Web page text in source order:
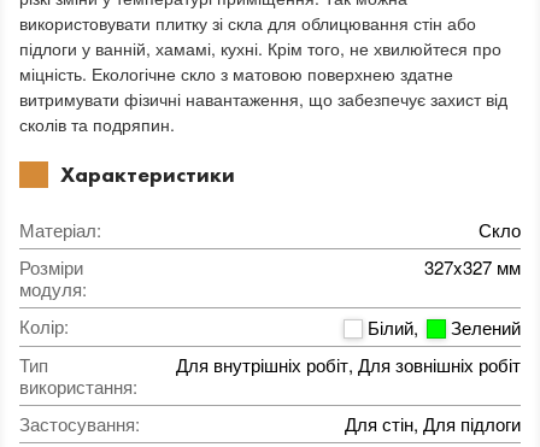
використовувати плитку зі скла для облицювання стін або
підлоги у ванній, хамамі, кухні. Крім того, не хвилюйтеся про
міцність. Екологічне скло з матовою поверхнею здатне
витримувати фізичні навантаження, що забезпечує захист від
сколів та подряпин.
Характеристики
Матеріал:
Скло
Розміри
модуля:
327x327 мм
Колір: Білий,
Зелений
Тип
використання:
Для внутрішніх робіт, Для зовнішніх робіт
Застосування:
Для стін, Для підлоги